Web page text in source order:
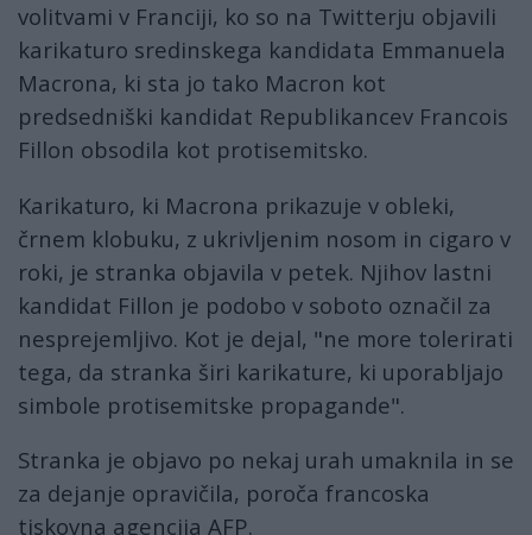
volitvami v Franciji, ko so na Twitterju objavili
karikaturo sredinskega kandidata Emmanuela
Macrona, ki sta jo tako Macron kot
predsedniški kandidat Republikancev Francois
Fillon obsodila kot protisemitsko.
Karikaturo, ki Macrona prikazuje v obleki,
črnem klobuku, z ukrivljenim nosom in cigaro v
roki, je stranka objavila v petek. Njihov lastni
kandidat Fillon je podobo v soboto označil za
nesprejemljivo. Kot je dejal, "ne more tolerirati
tega, da stranka širi karikature, ki uporabljajo
simbole protisemitske propagande".
Stranka je objavo po nekaj urah umaknila in se
za dejanje opravičila, poroča francoska
tiskovna agencija AFP.